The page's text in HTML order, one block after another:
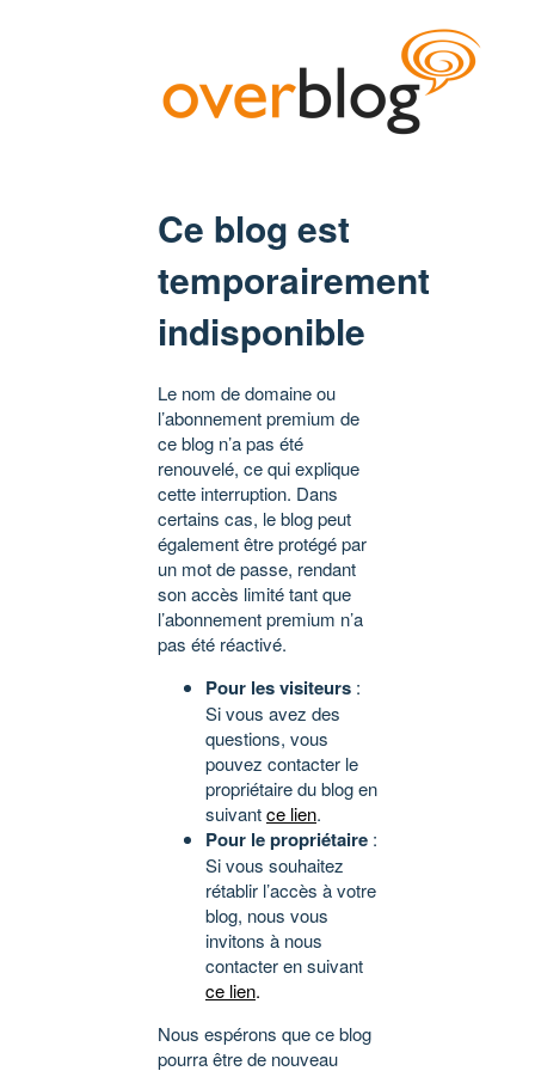
Ce blog est
temporairement
indisponible
Le nom de domaine ou
l’abonnement premium de
ce blog n’a pas été
renouvelé, ce qui explique
cette interruption. Dans
certains cas, le blog peut
également être protégé par
un mot de passe, rendant
son accès limité tant que
l’abonnement premium n’a
pas été réactivé.
Pour les visiteurs :
Si vous avez des
questions, vous
pouvez contacter le
propriétaire du blog en
suivantce lien.
Pour le propriétaire :
Si vous souhaitez
rétablir l’accès à votre
blog, nous vous
invitons à nous
contacter en suivant
ce lien.
Nous espérons que ce blog
pourra être de nouveau